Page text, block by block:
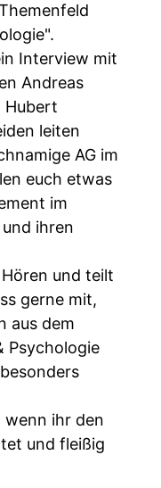
Interview mit
Andreas
Hubert
leiten
AG im
euch etwas
im
ihren
und teilt
gerne mit,
aus dem
Psychologie
wenn ihr den
und fleißig